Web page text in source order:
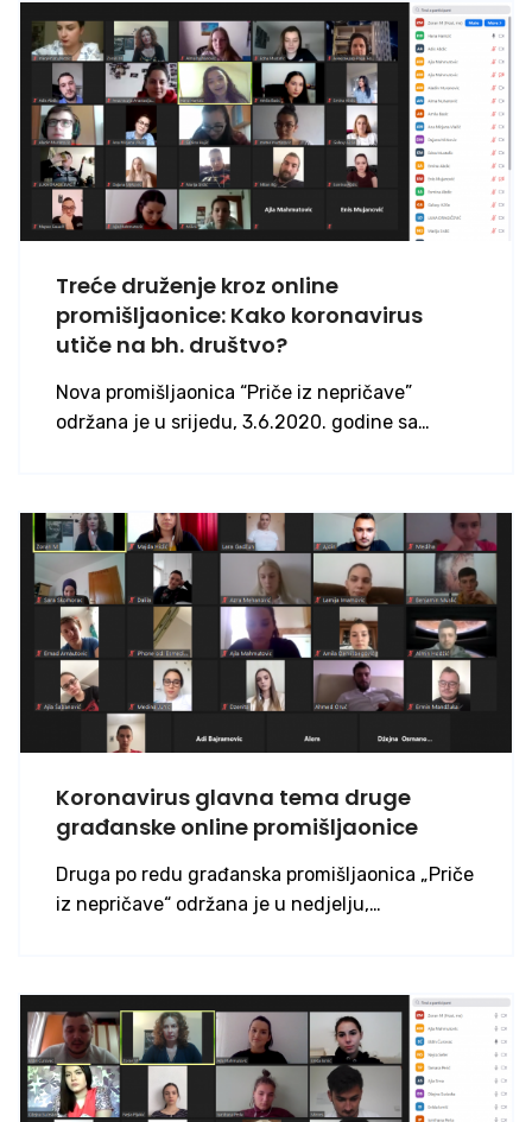
Treće druženje kroz online
promišljaonice: Kako koronavirus
utiče na bh. društvo?
Nova promišljaonica “Priče iz nepričave”
održana je u srijedu, 3.6.2020. godine sa…
Koronavirus glavna tema druge
građanske online promišljaonice
Druga po redu građanska promišljaonica „Priče
iz nepričave“ održana je u nedjelju,…